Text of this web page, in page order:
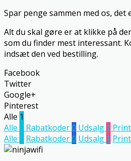
Spar penge sammen med os,
Alt du skal gøre er at klikke på
som du finder mest interessant.
indsæt den ved bestilling.
Facebook
Twitter
Google+
Pinterest
Alle 1
Alle
Rabatkoder0 Udsalg 1
Alle
Rabatkoder0 Udsalg 1